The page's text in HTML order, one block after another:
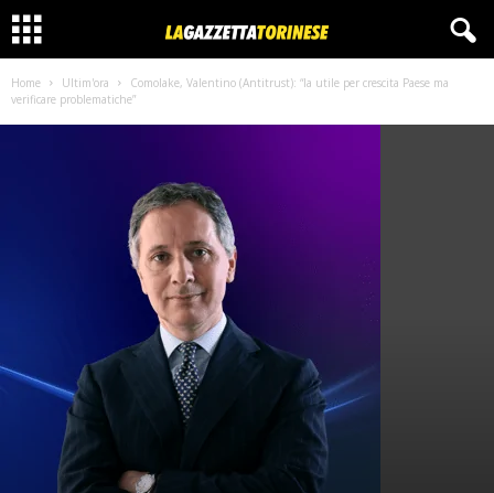
Home Ultim'ora
Comolake, Valentino (Antitrust): “Ia utile per crescita Paese ma
verificare problematiche”